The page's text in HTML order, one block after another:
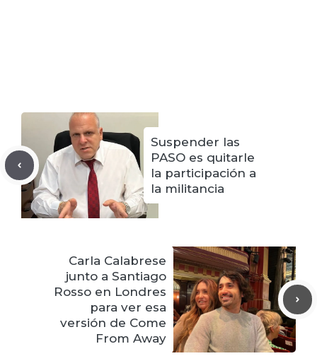
Suspender las
PASO es quitarle
la participación a
la militancia
Carla Calabrese
junto a Santiago
Rosso en Londres
para ver esa
versión de Come
From Away